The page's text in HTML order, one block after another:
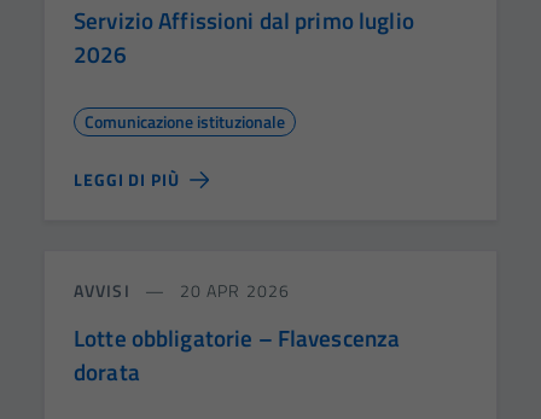
Servizio Affissioni dal primo luglio
2026
Comunicazione istituzionale
LEGGI DI PIÙ
AVVISI 20 APR 2026
Lotte obbligatorie – Flavescenza
dorata